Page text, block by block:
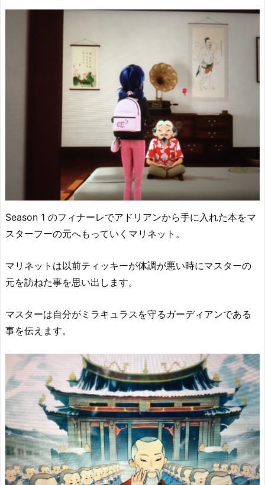
Season 1 のフィナーレでアドリアンから手に入れた本をマ
スターフーの元へもっていくマリネット。
マリネットは以前ティッキーが体調が悪い時にマスターの
元を訪ねた事を思い出します。
マスターは自分がミラキュラスを守るガーディアンである
事を伝えます。